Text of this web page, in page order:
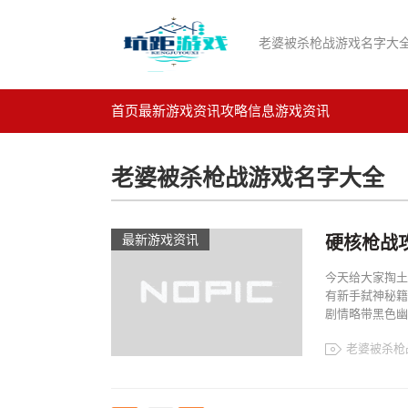
老婆被杀枪战游戏名字大
首页最新游戏资讯攻略信息游戏资讯
老婆被杀枪战游戏名字大全
最新游戏资讯 硬核枪战
今天给大家掏
有新手弑神秘
剧情略带黑色
老婆被杀